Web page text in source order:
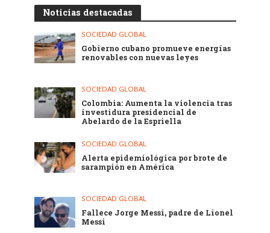
Noticias destacadas
SOCIEDAD GLOBAL
Gobierno cubano promueve energías
renovables con nuevas leyes
SOCIEDAD GLOBAL
Colombia: Aumenta la violencia tras
investidura presidencial de
Abelardo de la Espriella
SOCIEDAD GLOBAL
Alerta epidemiológica por brote de
sarampión en América
SOCIEDAD GLOBAL
Fallece Jorge Messi, padre de Lionel
Messi